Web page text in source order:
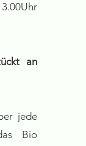
an
jede
Bio